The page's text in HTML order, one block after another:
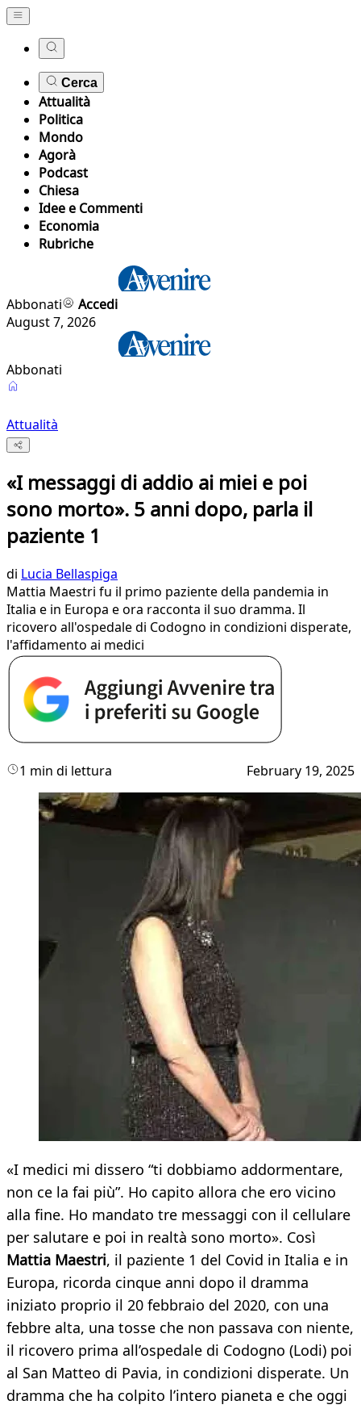
Cerca
Attualità
Politica
Mondo
Agorà
Podcast
Chiesa
Idee e Commenti
Economia
Rubriche
Abbonati
Accedi
August 7, 2026
Abbonati
Attualità
«I messaggi di addio ai miei e poi
sono morto». 5 anni dopo, parla il
paziente 1
di Lucia Bellaspiga
Mattia Maestri fu il primo paziente della pandemia in
Italia e in Europa e ora racconta il suo dramma. Il
ricovero all'ospedale di Codogno in condizioni disperate,
l'affidamento ai medici
1 min di lettura February 19, 2025
«I medici mi dissero “ti dobbiamo addormentare,
non ce la fai più”. Ho capito allora che ero vicino
alla fine. Ho mandato tre messaggi con il cellulare
per salutare e poi in realtà sono morto». Così
Mattia Maestri, il paziente 1 del Covid in Italia e in
Europa, ricorda cinque anni dopo il dramma
iniziato proprio il 20 febbraio del 2020, con una
febbre alta, una tosse che non passava con niente,
il ricovero prima all’ospedale di Codogno (Lodi) poi
al San Matteo di Pavia, in condizioni disperate. Un
dramma che ha colpito l’intero pianeta e che oggi